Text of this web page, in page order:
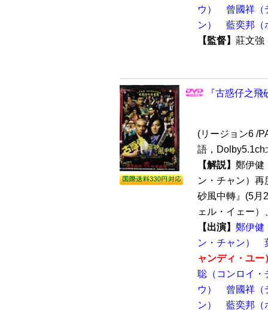
ウ）
曾國祥（
ン）
藍奕邦（
【監督】 莊文
『古惑仔之
(リージョン6 /
語，Dolby5.1ch
【解説】 鄭伊健
ン・チャン）
砂風中轉』(5月
ェル・イェー）
【出演】 鄭伊健
ン・チャン）
ャンディ・ユー
聡（コンロイ・
ウ）
曾國祥（
ン）
藍奕邦（